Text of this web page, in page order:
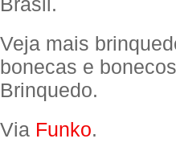
Veja mais
bonecas e bonecos
Brinquedo.
Via Funko.